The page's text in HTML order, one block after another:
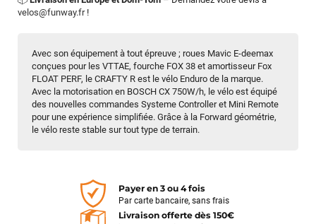
Avec son équipement à tout épreuve ; roues Mavic E-deemax
conçues pour les VTTAE, fourche FOX 38 et amortisseur Fox
FLOAT PERF, le CRAFTY R est le vélo Enduro de la marque.
Avec la motorisation en BOSCH CX 750W/h, le vélo est équipé
des nouvelles commandes Systeme Controller et Mini Remote
pour une expérience simplifiée. Grâce à la Forward géométrie,
le vélo reste stable sur tout type de terrain.
velos@funway.fr!
Payer en 3 ou 4 fois
Par carte bancaire, sans frais
Livraison offerte dès 150€